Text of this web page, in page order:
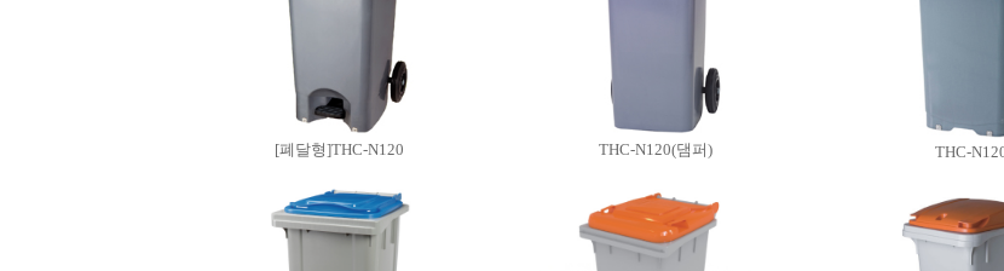
[폐달형]THC-N120 THC-N120(댐퍼) THC-